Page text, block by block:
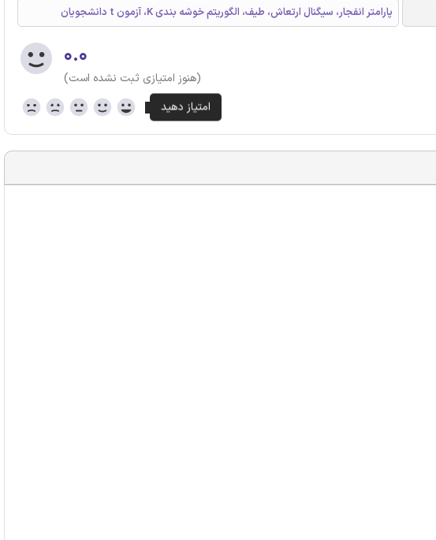
پارامتر انفجار، سیگنال ارتعاش، طیف، الگوریتم خوشه بندی K، آزمون t دانشجویان
۰.۰
(هنوز امتیازی ثبت نشده است)